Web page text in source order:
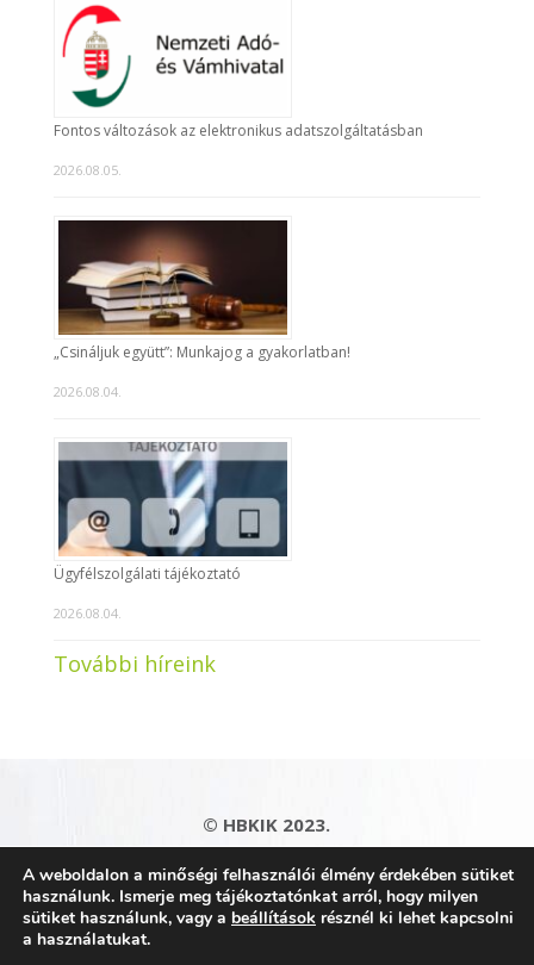
Fontos változások az elektronikus adatszolgáltatásban
2026.08.05.
„Csináljuk együtt”: Munkajog a gyakorlatban!
2026.08.04.
Ügyfélszolgálati tájékoztató
2026.08.04.
További híreink
© HBKIK 2023.
Adatkezelési tájékoztató|Impresszum|
Kapcsolat|Honlaptérkép
A weboldalon a minőségi felhasználói élmény érdekében sütiket
használunk. Ismerje meg tájékoztatónkat arról, hogy milyen
sütiket használunk, vagy a beállítások résznél ki lehet kapcsolni
a használatukat.